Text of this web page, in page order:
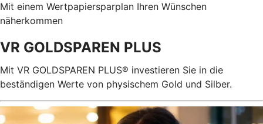
Mit einem Wertpapiersparplan Ihren Wünschen
näherkommen
VR GOLDSPAREN PLUS
Mit VR GOLDSPAREN PLUS® investieren Sie in die
beständigen Werte von physischem Gold und Silber.